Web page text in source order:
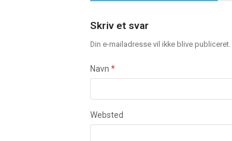
Skriv et svar
Din e-mailadresse vil ikke blive publiceret.
Navn *
Websted